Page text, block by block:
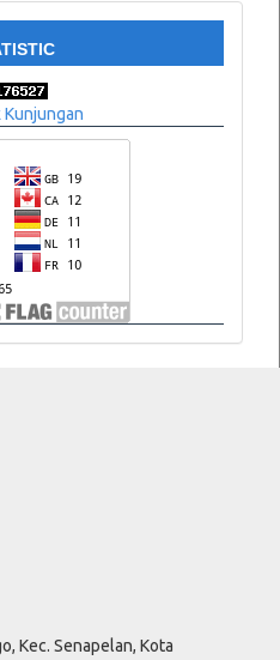
Kec. Senapelan, Kota